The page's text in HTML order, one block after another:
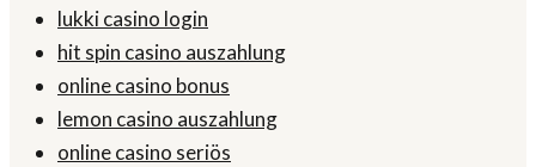
lukki casino login
hit spin casino auszahlung
online casino bonus
lemon casino auszahlung
online casino seriös